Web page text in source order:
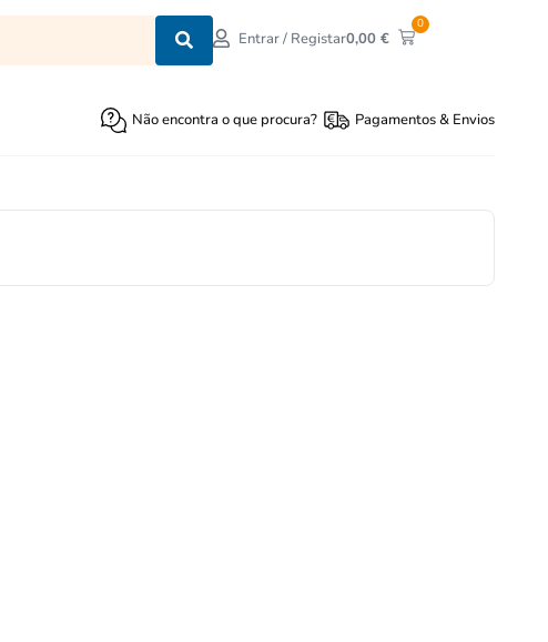
Entrar / Registar0,00€
0
Não encontra o que procura? Pagamentos & Envios